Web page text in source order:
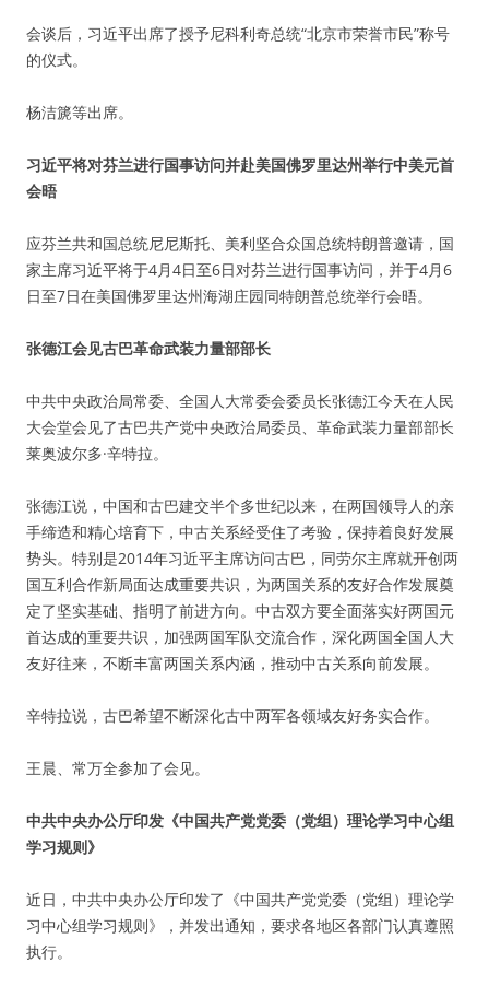
会谈后，习近平出席了授予尼科利奇总统“北京市荣誉市民”称号
的仪式。
杨洁篪等出席。
习近平将对芬兰进行国事访问并赴美国佛罗里达州举行中美元首
会晤
应芬兰共和国总统尼尼斯托、美利坚合众国总统特朗普邀请，国
家主席习近平将于4月4日至6日对芬兰进行国事访问，并于4月6
日至7日在美国佛罗里达州海湖庄园同特朗普总统举行会晤。
张德江会见古巴革命武装力量部部长
中共中央政治局常委、全国人大常委会委员长张德江今天在人民
大会堂会见了古巴共产党中央政治局委员、革命武装力量部部长
莱奥波尔多·辛特拉。
张德江说，中国和古巴建交半个多世纪以来，在两国领导人的亲
手缔造和精心培育下，中古关系经受住了考验，保持着良好发展
势头。特别是2014年习近平主席访问古巴，同劳尔主席就开创两
国互利合作新局面达成重要共识，为两国关系的友好合作发展奠
定了坚实基础、指明了前进方向。中古双方要全面落实好两国元
首达成的重要共识，加强两国军队交流合作，深化两国全国人大
友好往来，不断丰富两国关系内涵，推动中古关系向前发展。
辛特拉说，古巴希望不断深化古中两军各领域友好务实合作。
王晨、常万全参加了会见。
中共中央办公厅印发《中国共产党党委（党组）理论学习中心组
学习规则》
近日，中共中央办公厅印发了《中国共产党党委（党组）理论学
习中心组学习规则》，并发出通知，要求各地区各部门认真遵照
执行。